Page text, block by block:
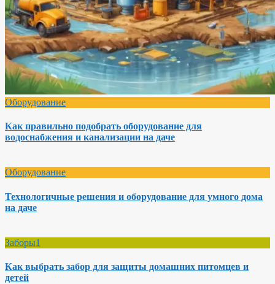
Оборудование
Как правильно подобрать оборудование для
водоснабжения и канализации на даче
Оборудование
Технологичные решения и оборудование для умного дома
на даче
Заборы1
Как выбрать забор для защиты домашних питомцев и
детей